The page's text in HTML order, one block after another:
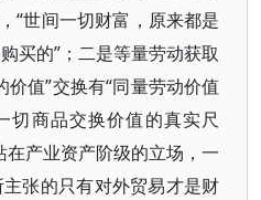
“世间一切财富，原来都是
买的”；二是等量劳动获取
值”交换有“同量劳动价值
切商品交换价值的真实尺
在产业资产阶级的立场，一
张的只有对外贸易才是财